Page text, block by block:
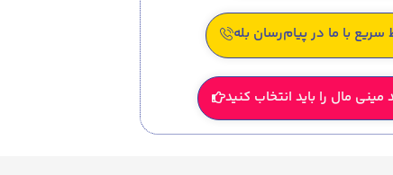
سریع با ما در پیام‌رسان بله
مینی مال را باید انتخاب کنید